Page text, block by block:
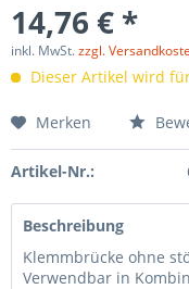
14,76 € *
inkl. MwSt.zzgl.
Dieser Artikel wird
Merken
Artikel-Nr.:
Beschreibung
Klemmbrücke ohne
Verwendbar in